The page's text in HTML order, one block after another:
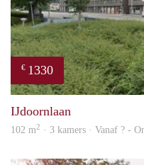
€ 1330
IJdoornlaan
102 m2 · 3 kamers · Vanaf ? -